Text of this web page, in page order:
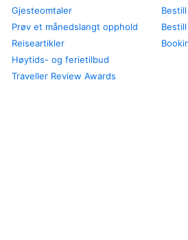
Gjesteomtaler
Prøv et månedslangt opphold
Reiseartikler
Høytids- og ferietilbud
Traveller Review Awards